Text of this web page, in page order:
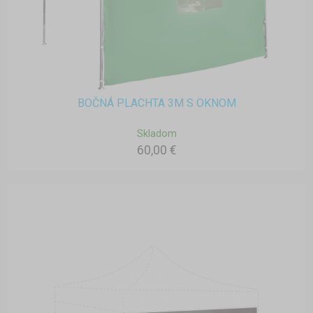
BOČNÁ PLACHTA 3M S OKNOM
Skladom
60,00 €